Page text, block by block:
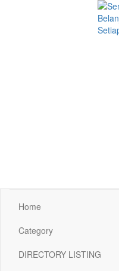
Home
Category
DIRECTORY LISTING